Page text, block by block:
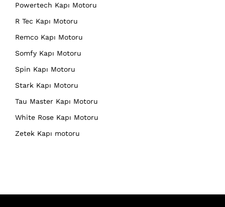
Powertech Kapı Motoru
R Tec Kapı Motoru
Remco Kapı Motoru
Somfy Kapı Motoru
Spin Kapı Motoru
Stark Kapı Motoru
Tau Master Kapı Motoru
White Rose Kapı Motoru
Zetek Kapı motoru